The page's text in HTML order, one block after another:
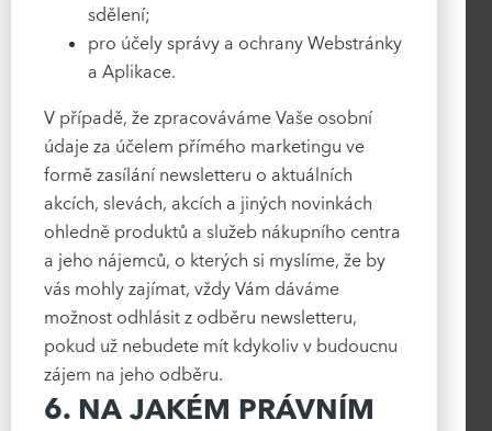
sdělení;
pro účely správy a ochrany Webstránky
a Aplikace.
V případě, že zpracováváme Vaše osobní
údaje za účelem přímého marketingu ve
formě zasílání newsletteru o aktuálních
akcích, slevách, akcích a jiných novinkách
ohledně produktů a služeb nákupního centra
a jeho nájemců, o kterých si myslíme, že by
vás mohly zajímat, vždy Vám dáváme
možnost odhlásit z odběru newsletteru,
pokud už nebudete mít kdykoliv v budoucnu
zájem na jeho odběru.
6. NA JAKÉM PRÁVNÍM